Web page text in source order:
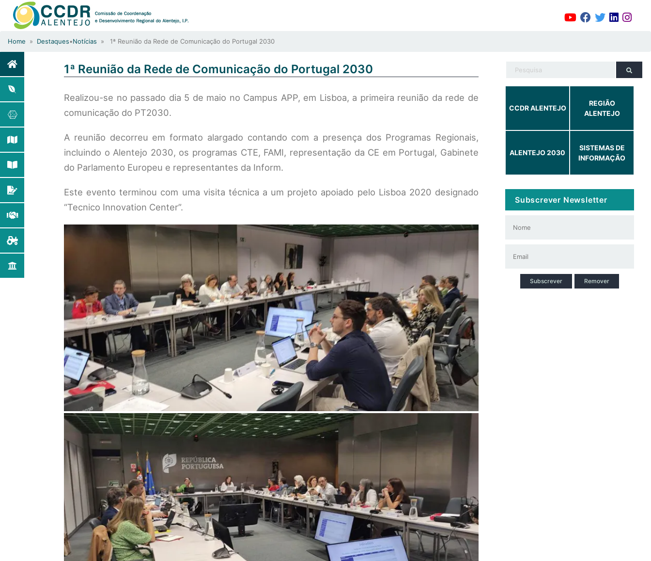
Home » Destaques•Notícias » 1ª Reunião da Rede de Comunicação do Portugal 2030
1ª Reunião da Rede de Comunicação do Portugal 2030
Realizou-se no passado dia 5 de maio no Campus APP, em Lisboa, a primeira reunião da rede de
comunicação do PT2030.
A reunião decorreu em formato alargado contando com a presença dos Programas Regionais,
incluindo o Alentejo 2030, os programas CTE, FAMI, representação da CE em Portugal, Gabinete
do Parlamento Europeu e representantes da Inform.
Este evento terminou com uma visita técnica a um projeto apoiado pelo Lisboa 2020 designado
“Tecnico Innovation Center”.
CCDR ALENTEJO
REGIÃO
ALENTEJO
ALENTEJO 2030
SISTEMAS DE
INFORMAÇÃO
Subscrever Newsletter
Subscrever Remover